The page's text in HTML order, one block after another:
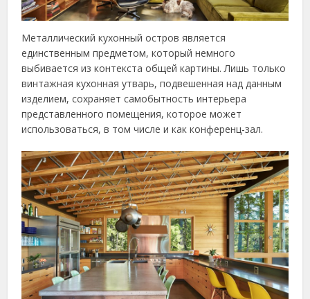
Металлический кухонный остров является
единственным предметом, который немного
выбивается из контекста общей картины. Лишь только
винтажная кухонная утварь, подвешенная над данным
изделием, сохраняет самобытность интерьера
представленного помещения, которое может
использоваться, в том числе и как конференц-зал.